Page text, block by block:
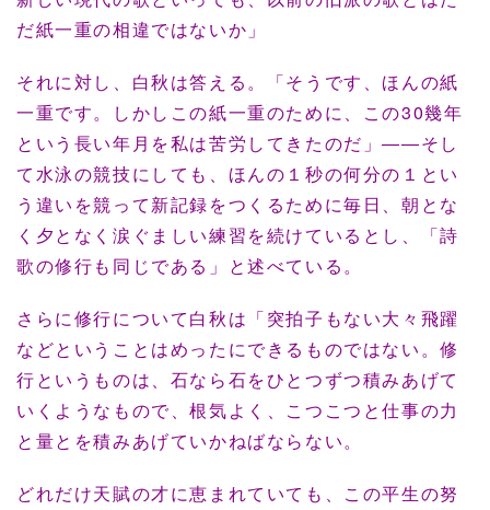
だ紙一重の相違ではないか」
それに対し、白秋は答える。「そうです、ほんの紙
一重です。しかしこの紙一重のために、この30幾年
という長い年月を私は苦労してきたのだ」――そし
て水泳の競技にしても、ほんの１秒の何分の１とい
う違いを競って新記録をつくるために毎日、朝とな
く夕となく涙ぐましい練習を続けているとし、「詩
歌の修行も同じである」と述べている。
さらに修行について白秋は「突拍子もない大々飛躍
などということはめったにできるものではない。修
行というものは、石なら石をひとつずつ積みあげて
いくようなもので、根気よく、こつこつと仕事の力
と量とを積みあげていかねばならない。
どれだけ天賦の才に恵まれていても、この平生の努